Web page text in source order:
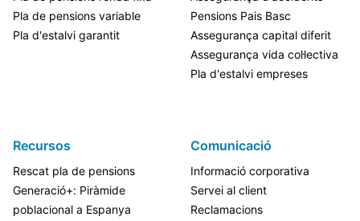
Pla de pensions variable
Pla d'estalvi garantit
Pensions Pais Basc
Assegurança capital diferit
Assegurança vida col·lectiva
Pla d'estalvi empreses
Recursos
Rescat pla de pensions
Generació+: Piràmide
poblacional a Espanya
Comunicació
Informació corporativa
Servei al client
Reclamacions